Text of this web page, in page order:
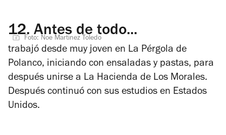
12.Antes de todo...
Foto: Noe Martinez Toledo
trabajó desde muy joven en La Pérgola de
Polanco, iniciando con ensaladas y pastas, para
después unirse a La Hacienda de Los Morales.
Después continuó con sus estudios en Estados
Unidos.